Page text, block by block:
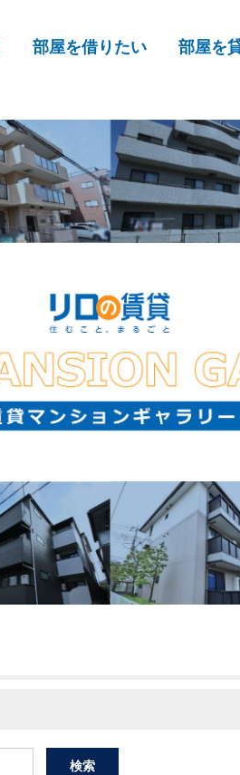
部屋を借りたい 部屋を